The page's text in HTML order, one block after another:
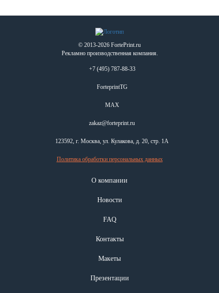
© 2013-2026 FortePrint.ru
Рекламно производственная компания.
+7 (495) 787-88-33
ForteprintTG
MAX
zakaz@forteprint.ru
123592, г. Москва, ул. Кулакова, д. 20, стр. 1А
Политика обработки персональных данных
О компании
Новости
FAQ
Контакты
Макеты
Презентации